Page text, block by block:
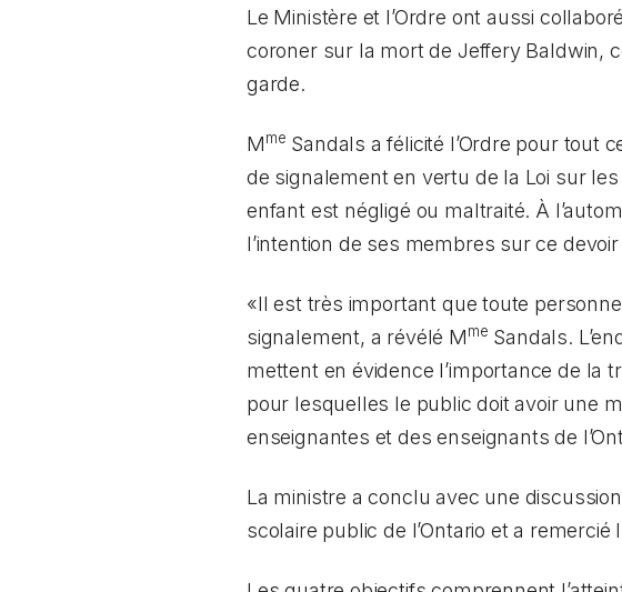
Le Ministère et l’Ordre ont aussi
coroner sur la mort de Jeffery Baldwin,
garde.
Mme Sandals a félicité l’Ordre pour tout
de signalement en vertu de la Loi sur
enfant est négligé ou maltraité. À
l’intention de ses membres sur ce
«Il est très important que toute
signalement, a révélé Mme Sandals.
mettent en évidence l’importance de la
pour lesquelles le public doit avoir une
enseignantes et des enseignants de
La ministre a conclu avec une
scolaire public de l’Ontario et a